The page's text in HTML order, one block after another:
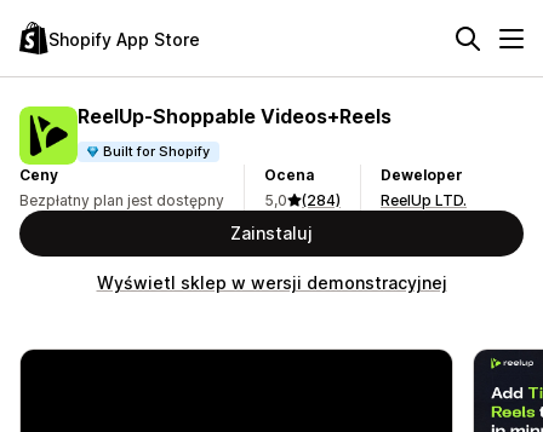
Shopify App Store
ReelUp‑Shoppable Videos+Reels
Built for Shopify
Ceny
Bezpłatny plan jest dostępny
Ocena
5,0
(284)
Deweloper
ReelUp LTD.
Zainstaluj
Wyświetl sklep w wersji demonstracyjnej